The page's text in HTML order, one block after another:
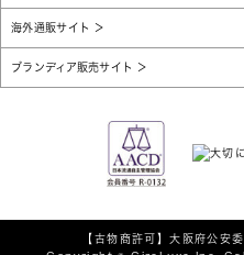
海外通販サイト
ブランディア販売サイト
【古物商許可】大阪府公安